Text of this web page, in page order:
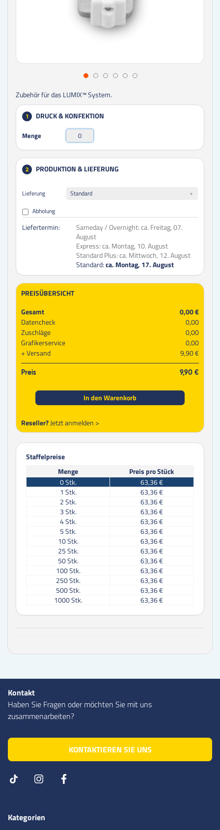
Zubehör für das LUMIX™ System.
1 DRUCK & KONFEKTION
Menge
2 PRODUKTION & LIEFERUNG
Lieferung
Standard
Abholung
Liefertermin: Sameday / Overnight: ca. Freitag, 07.
August
Express: ca. Montag, 10. August
Standard Plus: ca. Mittwoch, 12. August
Standard: ca. Montag, 17. August
PREISÜBERSICHT
Gesamt
0,00 €
Datencheck
0,00
Zuschläge
0,00
Grafikerservice
0,00
Versand
9,90 €
Preis 9,90 €
In den Warenkorb
Reseller?Jetzt anmelden >
Staffelpreise
Menge
Preis pro Stück
0Stk.
63,36 €
1 Stk.
63,36 €
2Stk.
63,36 €
3Stk.
63,36 €
4Stk.
63,36 €
5Stk.
63,36 €
10Stk.
63,36 €
25Stk.
63,36 €
50Stk.
63,36 €
100Stk.
63,36 €
250Stk.
63,36 €
500Stk.
63,36 €
1000Stk. 63,36 €
Kontakt
Haben Sie Fragen oder möchten Sie mit uns
zusammenarbeiten?
KONTAKTIEREN SIE UNS
Kategorien